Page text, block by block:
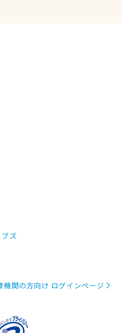
ズ
機関の方向け ログインページ